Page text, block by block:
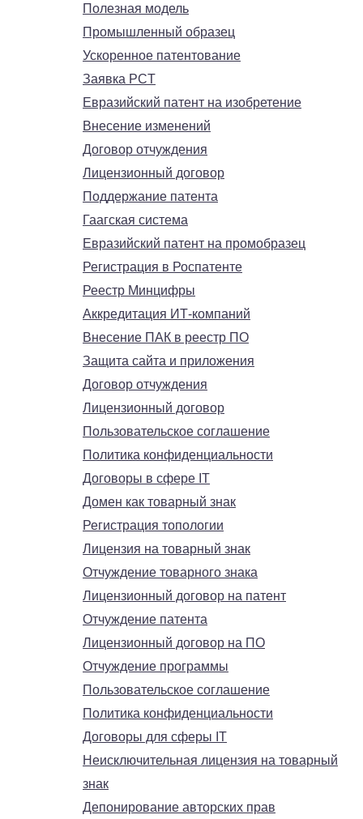
Полезная модель
Промышленный образец
Ускоренное патентование
Заявка PCT
Евразийский патент на изобретение
Внесение изменений
Договор отчуждения
Лицензионный договор
Поддержание патента
Гаагская система
Евразийский патент на промобразец
Регистрация в Роспатенте
Реестр Минцифры
Аккредитация ИТ-компаний
Внесение ПАК в реестр ПО
Защита сайта и приложения
Договор отчуждения
Лицензионный договор
Пользовательское соглашение
Политика конфиденциальности
Договоры в сфере IT
Домен как товарный знак
Регистрация топологии
Лицензия на товарный знак
Отчуждение товарного знака
Лицензионный договор на патент
Отчуждение патента
Лицензионный договор на ПО
Отчуждение программы
Пользовательское соглашение
Политика конфиденциальности
Договоры для сферы IT
Неисключительная лицензия на товарный
знак
Депонирование авторских прав